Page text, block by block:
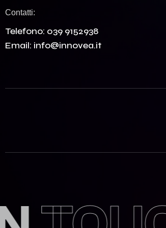
Contatti:
Telefono: 039 9152938
Email: info@innovea.it